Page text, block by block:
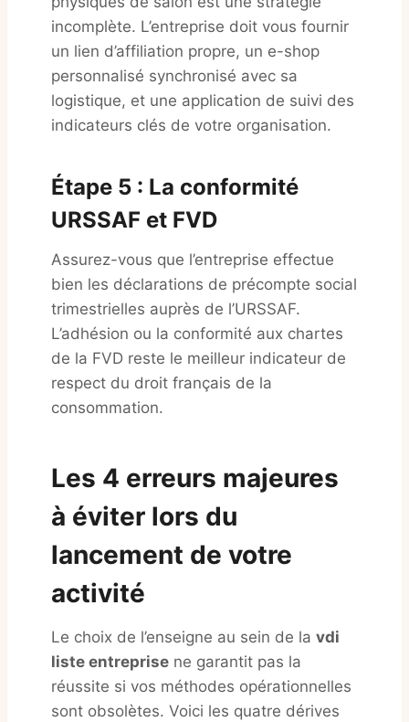
incomplète. L’entreprise doit vous fournir
un lien d’affiliation propre, un e-shop
personnalisé synchronisé avec sa
logistique, et une application de suivi des
indicateurs clés de votre organisation.
Étape 5 : La conformité
URSSAF et FVD
Assurez-vous que l’entreprise effectue
bien les déclarations de précompte social
trimestrielles auprès de l’URSSAF.
L’adhésion ou la conformité aux chartes
de la FVD reste le meilleur indicateur de
respect du droit français de la
consommation.
Les 4 erreurs majeures
à éviter lors du
lancement de votre
activité
Le choix de l’enseigne au sein de la vdi
liste entreprise ne garantit pas la
réussite si vos méthodes opérationnelles
sont obsolètes. Voici les quatre dérives